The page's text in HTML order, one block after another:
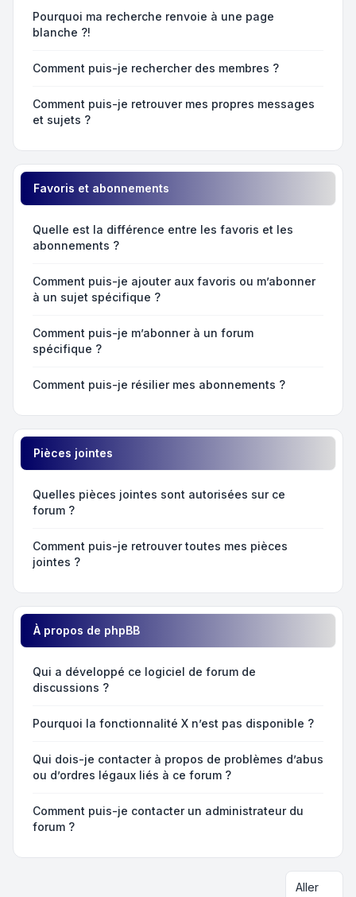
Pourquoi ma recherche renvoie à une page
blanche ?!
Comment puis-je rechercher des membres ?
Comment puis-je retrouver mes propres messages
et sujets ?
Favoris et abonnements
Quelle est la différence entre les favoris et les
abonnements ?
Comment puis-je ajouter aux favoris ou m’abonner
à un sujet spécifique ?
Comment puis-je m’abonner à un forum
spécifique ?
Comment puis-je résilier mes abonnements ?
Pièces jointes
Quelles pièces jointes sont autorisées sur ce
forum ?
Comment puis-je retrouver toutes mes pièces
jointes ?
À propos de phpBB
Qui a développé ce logiciel de forum de
discussions ?
Pourquoi la fonctionnalité X n’est pas disponible ?
Qui dois-je contacter à propos de problèmes d’abus
ou d’ordres légaux liés à ce forum ?
Comment puis-je contacter un administrateur du
forum ?
Aller